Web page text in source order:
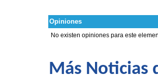
Opiniones
No existen opiniones para este
Más Noticias